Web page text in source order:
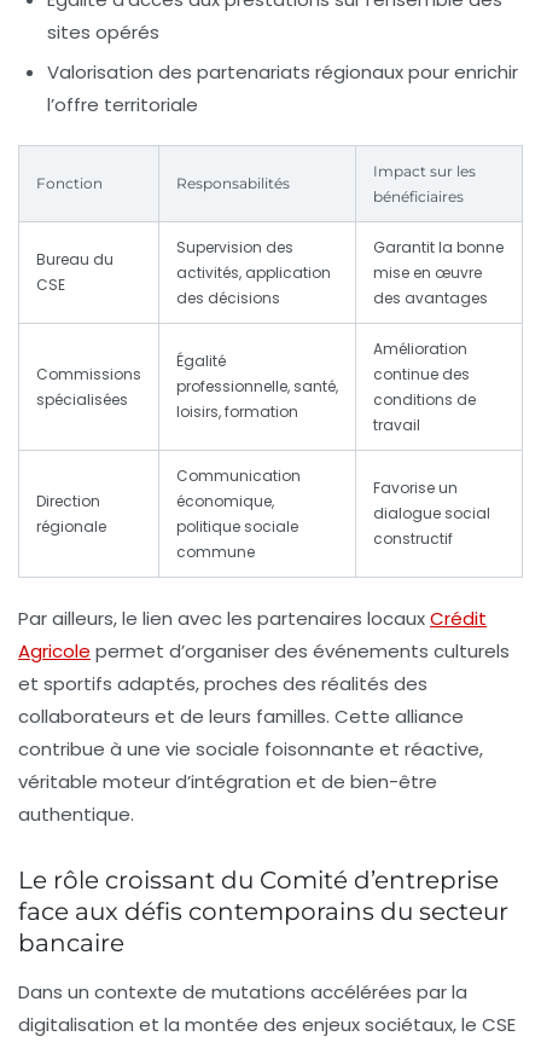
sites opérés
Valorisation des partenariats régionaux pour enrichir
l’offre territoriale
Fonction Responsabilités
Impact sur les
bénéficiaires
Bureau du
CSE
Supervision des
activités, application
des décisions
Garantit la bonne
mise en œuvre
des avantages
Commissions
spécialisées
Égalité
professionnelle, santé,
loisirs, formation
Amélioration
continue des
conditions de
travail
Direction
régionale
Communication
économique,
politique sociale
commune
Favorise un
dialogue social
constructif
Par ailleurs, le lien avec les partenaires locauxCrédit
Agricole permet d’organiser des événements culturels
et sportifs adaptés, proches des réalités des
collaborateurs et de leurs familles. Cette alliance
contribue à une vie sociale foisonnante et réactive,
véritable moteur d’intégration et de bien-être
authentique.
Le rôle croissant du Comité d’entreprise
face aux défis contemporains du secteur
bancaire
Dans un contexte de mutations accélérées par la
digitalisation et la montée des enjeux sociétaux, le CSE